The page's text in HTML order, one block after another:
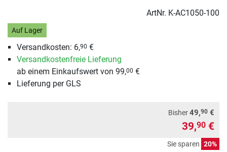
ArtNr. K-AC1050-100
Auf Lager
Versandkosten: 6,90 €
Versandkostenfreie Lieferung
ab einem Einkaufswert von 99,00 €
Lieferung per GLS
Bisher49,90 €
39,90 €
Sie sparen 20%